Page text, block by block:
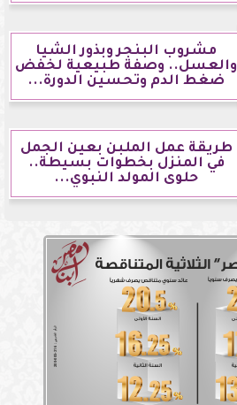
مشروب البنجر وبذور الشيا
والعسل.. وصفة طبيعية لخفض
ضغط الدم وتحسين الدورة...
طريقة عمل الملبن بعين الجمل
في المنزل بخطوات بسيطة..
حلوى المولد النبوي...